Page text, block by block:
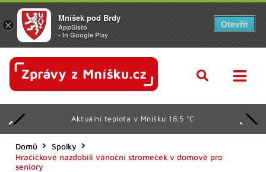
Aktuální teplota v Mníšku 18.5 °C
Domů
Spolky
Hračičkové nazdobili vánoční stromeček v domově pro
seniory
×
Mníšek pod Brdy
AppSisto
- In Google Play
Otevřít